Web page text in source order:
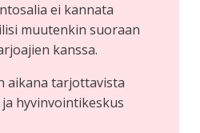
ei kannata
muutenkin suoraan
kanssa.
aikana tarjottavista
hyvinvointikeskus